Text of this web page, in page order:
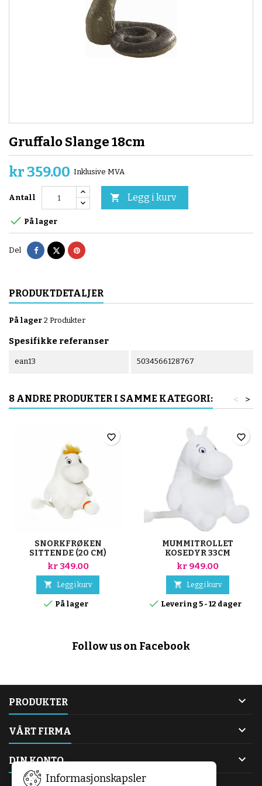
Gruffalo Slange 18cm
kr 359.00 Inklusive MVA
Antall  Legg i kurv
 På lager
Del Del TvitrePinterest
PRODUKTDETALJER
På lager 2 Produkter
Spesifikke referanser
ean13 5034566128767
8 ANDRE PRODUKTER I SAMME KATEGORI: >
<
SNORKFRØKEN
SITTENDE (20 CM)
kr 349.00
 Legg i kurv
 På lager
favorite_border
MUMMITROLLET
KOSEDYR 33CM
kr 949.00
 Legg i kurv
 Levering 5 - 12 dager
favorite_border
Follow us on Facebook
PRODUKTER 
VÅRT FIRMA 
DIN KONTO 
Informasjonskapsler